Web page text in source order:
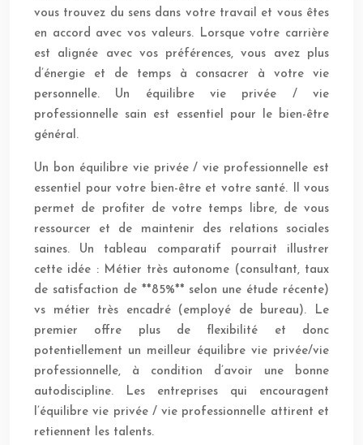
vous trouvez du sens dans votre travail et vous êtes
en accord avec vos valeurs. Lorsque votre carrière
est alignée avec vos préférences, vous avez plus
d’énergie et de temps à consacrer à votre vie
personnelle. Un équilibre vie privée / vie
professionnelle sain est essentiel pour le bien-être
général.
Un bon équilibre vie privée / vie professionnelle est
essentiel pour votre bien-être et votre santé. Il vous
permet de profiter de votre temps libre, de vous
ressourcer et de maintenir des relations sociales
saines. Un tableau comparatif pourrait illustrer
cette idée : Métier très autonome (consultant, taux
de satisfaction de **85%** selon une étude récente)
vs métier très encadré (employé de bureau). Le
premier offre plus de flexibilité et donc
potentiellement un meilleur équilibre vie privée/vie
professionnelle, à condition d’avoir une bonne
autodiscipline. Les entreprises qui encouragent
l’équilibre vie privée / vie professionnelle attirent et
retiennent les talents.